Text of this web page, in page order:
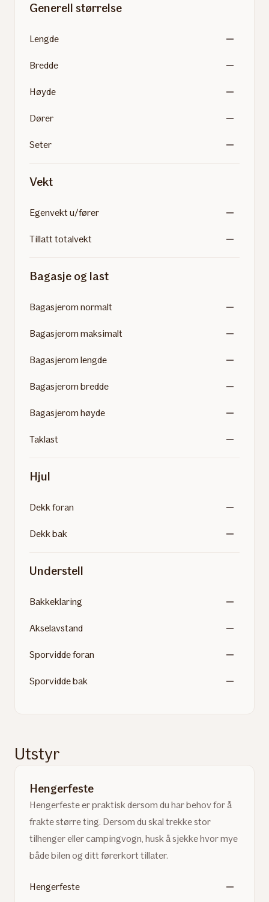
Generell størrelse
Lengde
Bredde
Høyde
Dører
Seter
Vekt
Egenvekt u/fører
Tillatt totalvekt
Bagasje og last
Bagasjerom normalt
Bagasjerom maksimalt
Bagasjerom lengde
Bagasjerom bredde
Bagasjerom høyde
Taklast
Hjul
Dekk foran
Dekk bak
Understell
Bakkeklaring
Akselavstand
Sporvidde foran
Sporvidde bak
Utstyr
Hengerfeste
Hengerfeste er praktisk dersom du har behov for å
frakte større ting. Dersom du skal trekke stor
tilhenger eller campingvogn, husk å sjekke hvor mye
både bilen og ditt førerkort tillater.
Hengerfeste